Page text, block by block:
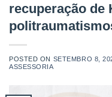
recuperação de
POSTED ON SETEMBRO 8,
ASSESSORIA